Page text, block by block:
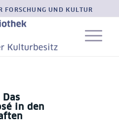
FORSCHUNG UND KULTUR
in den